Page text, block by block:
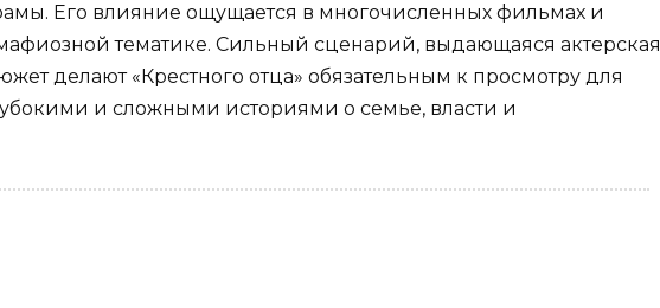
Его влияние ощущается в многочисленных фильмах и
тематике. Сильный сценарий, выдающаяся актерская
делают «Крестного отца» обязательным к просмотру для
и сложными историями о семье, власти и